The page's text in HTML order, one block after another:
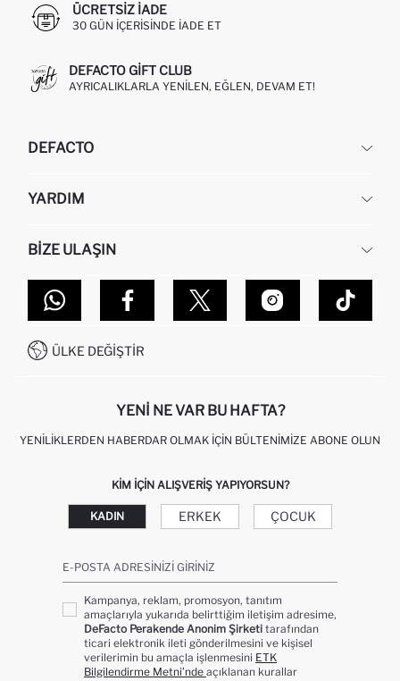
ÜCRETSIZ IADE
30 GÜN IÇERISINDE IADE ET
DEFACTO GIFT CLUB
AYRICALIKLARLA YENILEN, EĞLEN, DEVAM ET!
DEFACTO
HAKKIMIZDA
KURUMSAL SATIŞ
DEFACTO TEKNOLOJI
SITEMAP
YARDIM
SIPARIŞIMI NASIL TAKIP EDERIM?
NASIL İADE EDERIM?
GIFT CLUB SIKÇA SORULAN SORULAR
İŞLEM REHBERI
KAMPANYALAR
BIZE ULAŞIN
MAĞAZALARIMIZ
İLETIŞIM FORMU
0850 333 22 86
ÜLKE DEĞIŞTIR
YENI NE VAR BU HAFTA?
YENILIKLERDEN HABERDAR OLMAK İÇIN BÜLTENIMIZE ABONE OLUN
KIM IÇIN ALIŞVERIŞ YAPIYORSUN?
KADIN ERKEK ÇOCUK
E-POSTA ADRESINIZI GIRINIZ
Kampanya, reklam, promosyon, tanıtım
amaçlarıyla yukarıda belirttiğim iletişim adresime,
DeFacto Perakende Anonim Şirketi tarafından
ticari elektronik ileti gönderilmesini ve kişisel
verilerimin bu amaçla işlenmesini ETK
Bilgilendirme Metni’nde açıklanan kurallar